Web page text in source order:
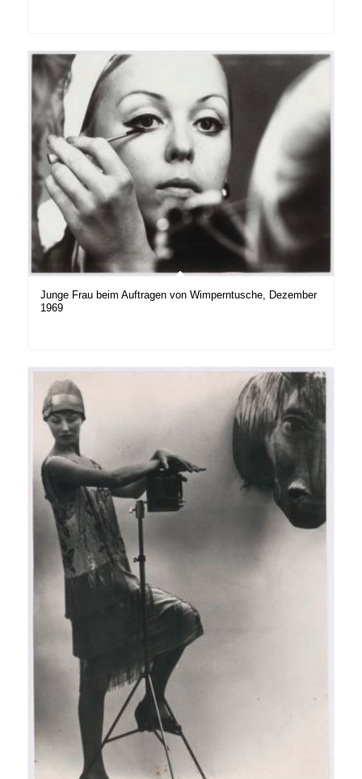
Junge Frau beim Auftragen von Wimperntusche, Dezember
1969